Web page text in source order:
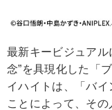
最新キービジュアル
念”を具現化した「
イハイトは、「バ
ことによって、そ